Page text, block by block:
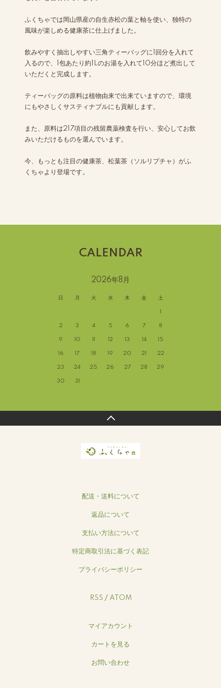
ふくちゃでは岡山県産の自生赤松の葉と軸を使い、独特の
風味が楽しめる健康茶に仕上げました。
飲みやすく抽出しやすい三角ティーバッグに1回分を入れて
入るので、1包あたり約1Lのお湯を入れて10分ほど煮出して
いただくと完成します。
ティーバッグの原料は植物由来で出来ていますので、環境
にもやさしくサスティナブルにも貢献します。
また、原料は217項目の残留農薬検査を行い、安心してお飲
みいただけるものを選んでいます。
今、もっとも注目の健康茶、松葉茶（ソルリプチャ）がふ
くちゃより登場です。
CALENDAR
2026年8月
日 月 火 水 木 金 土
1
2 3 4 5 6 7 8
9 10 11 12 13 14 15
16 17 18 19 20 21 22
23 24 25 26 27 28 29
30 31
配送・送料について
返品について
支払い方法について
特定商取引法に基づく表記
プライバシーポリシー
RSS / ATOM
マイアカウント
カートを見る
お問い合わせ